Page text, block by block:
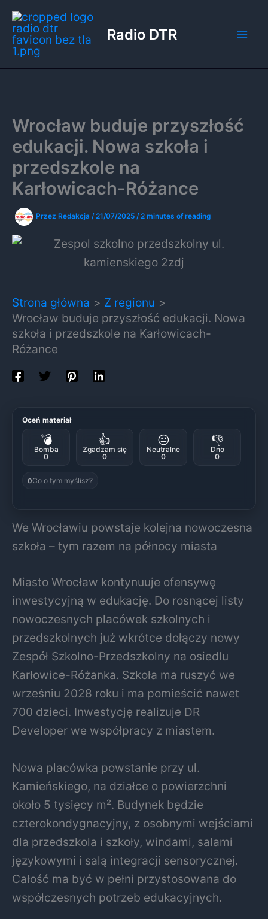
Przejdź
do
treści
Radio DTR
Wrocław buduje przyszłość
edukacji. Nowa szkoła i
przedszkole na
Karłowicach-Różance
Przez Redakcja /21/07/2025 /2 minutes of reading
Strona główna
Z regionu
Wrocław buduje przyszłość edukacji. Nowa
szkoła i przedszkole na Karłowicach-
Różance
Oceń materiał
💣
Bomba
0
👍
Zgadzam się
0
😐
Neutralne
0
👎
Dno
0
0Co o tym myślisz?
We Wrocławiu powstaje kolejna nowoczesna
szkoła – tym razem na północy miasta
Miasto Wrocław kontynuuje ofensywę
inwestycyjną w edukację. Do rosnącej listy
nowoczesnych placówek szkolnych i
przedszkolnych już wkrótce dołączy nowy
Zespół Szkolno-Przedszkolny na osiedlu
Karłowice-Różanka. Szkoła ma ruszyć we
wrześniu 2028 roku i ma pomieścić nawet
700 dzieci. Inwestycję realizuje DR
Developer we współpracy z miastem.
Nowa placówka powstanie przy ul.
Kamieńskiego, na działce o powierzchni
około 5 tysięcy m². Budynek będzie
czterokondygnacyjny, z osobnymi wejściami
dla przedszkola i szkoły, windami, salami
językowymi i salą integracji sensorycznej.
Całość ma być w pełni przystosowana do
współczesnych potrzeb edukacyjnych.